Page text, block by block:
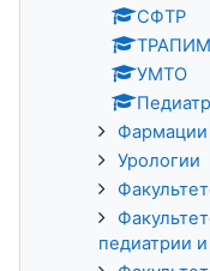
СФТР
ТРАПИМ
УМТО
Фармации
Урологии
педиатрии